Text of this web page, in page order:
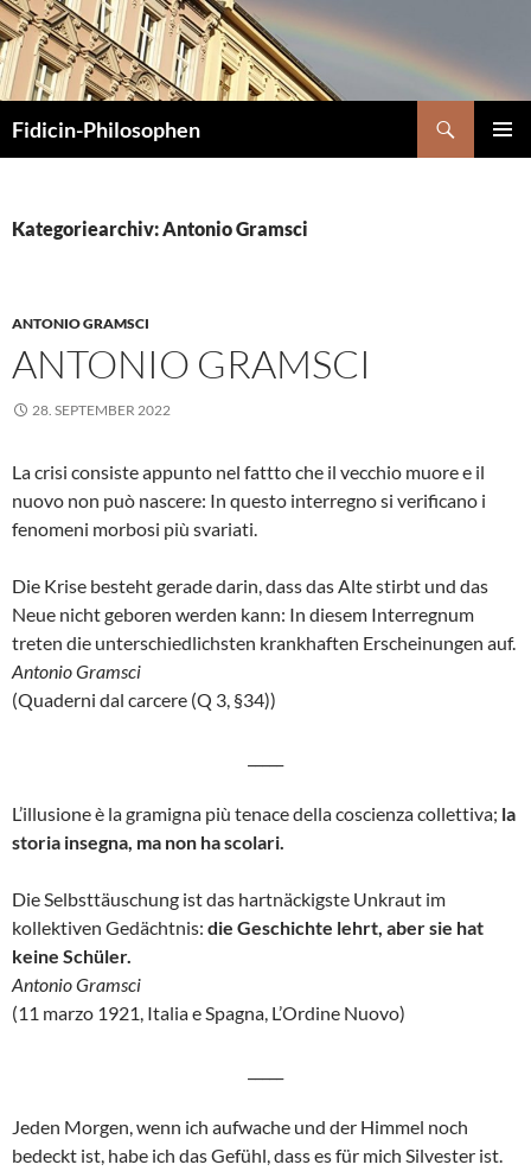
Zum
Inhalt
springen
Fidicin-Philosophen
Kategoriearchiv: Antonio Gramsci
ANTONIO GRAMSCI
ANTONIO GRAMSCI
28. SEPTEMBER 2022
La crisi consiste appunto nel fattto che il vecchio muore e il
nuovo non può nascere: In questo interregno si verificano i
fenomeni morbosi più svariati.
Die Krise besteht gerade darin, dass das Alte stirbt und das
Neue nicht geboren werden kann: In diesem Interregnum
treten die unterschiedlichsten krankhaften Erscheinungen auf.
Antonio Gramsci
(Quaderni dal carcere (Q 3, §34))
L’illusione è la gramigna più tenace della coscienza collettiva; la
storia insegna, ma non ha scolari.
Die Selbsttäuschung ist das hartnäckigste Unkraut im
kollektiven Gedächtnis: die Geschichte lehrt, aber sie hat
keine Schüler.
Antonio Gramsci
(11 marzo 1921, Italia e Spagna, L’Ordine Nuovo)
Jeden Morgen, wenn ich aufwache und der Himmel noch
bedeckt ist, habe ich das Gefühl, dass es für mich Silvester ist.